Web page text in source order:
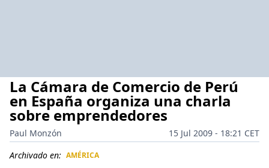
La Cámara de Comercio de Perú
en España organiza una charla
sobre emprendedores
Paul Monzón
15 Jul 2009 - 18:21 CET
Archivado en: AMÉRICA